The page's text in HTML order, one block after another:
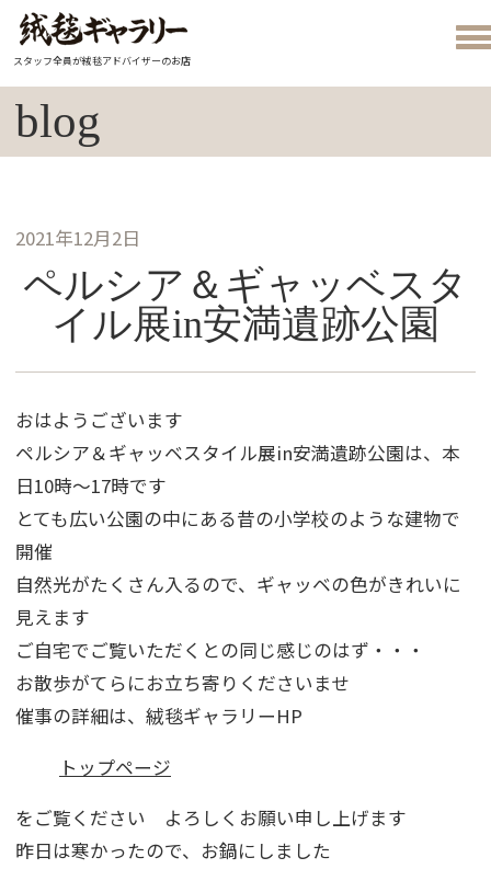
スタッフ全員が絨毯アドバイザーのお店
blog
2021年12月2日
ペルシア＆ギャッベスタ
イル展in安満遺跡公園
おはようございます
ペルシア＆ギャッベスタイル展in安満遺跡公園は、本
日10時～17時です
とても広い公園の中にある昔の小学校のような建物で
開催
自然光がたくさん入るので、ギャッベの色がきれいに
見えます
ご自宅でご覧いただくとの同じ感じのはず・・・
お散歩がてらにお立ち寄りくださいませ
催事の詳細は、絨毯ギャラリーHP
トップページ
をご覧ください よろしくお願い申し上げます
昨日は寒かったので、お鍋にしました